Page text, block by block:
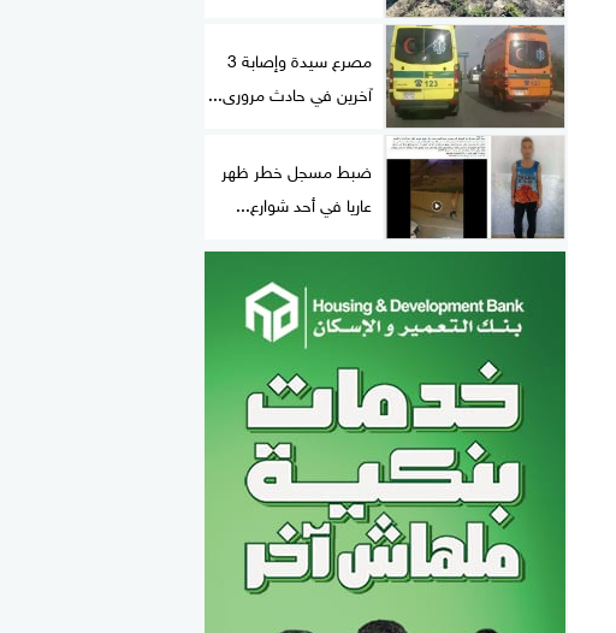
مصرع سيدة وإصابة 3
آخرين في حادث مرورى...
ضبط مسجل خطر ظهر
عاريا في أحد شوارع...